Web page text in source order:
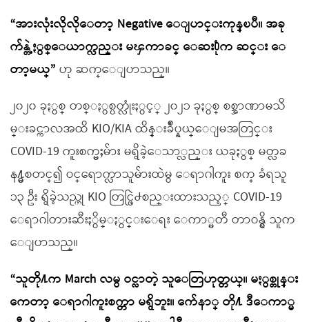
“အားလုံးလိုလိုေတာ့ Negative ေျပာင္းကုန္ၿပီ။ အခု
က်န္တဲ့ႏွစ္ေယာက္လည္း မၾကာခင္ ေဆး႐ုံက ဆင္း ေ
တာ့မယ္” ဟု ဆက္ေျပာသည္။
၂၀၂၀ ခုႏွစ္ တစ္ႏွစ္ပတ္လုံးႏွင့္ ၂၀၂၁ ခုႏွစ္ စစ္အာဏာမသိ
မ္းခင္ကာလအထိ KIO/KIA ထိန္းခ်ဳပ္နယ္ေျမအတြင္း
COVID-19 ကူးစက္မႈမ်ား မရွိခဲ့ေသာ္လည္း ယခုႏွစ္ မတ္လခ
န႔္မွစတင္၍ ဝင္ေရာက္လာသူမ်ားထဲမွ ေရာဂါကူး စက္ ခံရသူ
၁၃ ဦး ရွိခဲ့သည္ဟု KIO တြင္ဖြဲ႕စည္းထားသည့္ COVID-19
ေရာဂါတားဆီးႏွိမ္ႏွင္းေရး ေကာ္မတီ တာဝန္ရွိ သူက
ေျပာသည္။
“သူတို႔က March လမွ ဝင္လာတဲ့ သူေတြဟုတ္တယ္။ မႏွစ္တုန္း
ကေတာ့ ေရာဂါကူးစက္တာ မရွိဘူး။ က်ေနာ္ တို႔ ဒီေကာ္မ